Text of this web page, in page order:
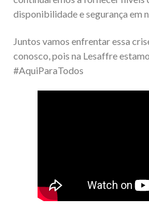
disponibilidade e segurança em
Juntos vamos enfrentar essa
conosco, pois na Lesaffre
#AquiParaTodos